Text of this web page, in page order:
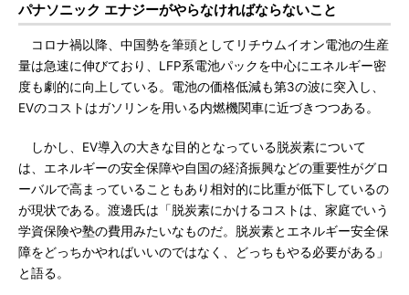
パナソニック エナジーがやらなければならないこと
コロナ禍以降、中国勢を筆頭としてリチウムイオン電池の生産
量は急速に伸びており、LFP系電池パックを中心にエネルギー密
度も劇的に向上している。電池の価格低減も第3の波に突入し、
EVのコストはガソリンを用いる内燃機関車に近づきつつある。
しかし、EV導入の大きな目的となっている脱炭素について
は、エネルギーの安全保障や自国の経済振興などの重要性がグロ
ーバルで高まっていることもあり相対的に比重が低下しているの
が現状である。渡邊氏は「脱炭素にかけるコストは、家庭でいう
学資保険や塾の費用みたいなものだ。脱炭素とエネルギー安全保
障をどっちかやればいいのではなく、どっちもやる必要がある」
と語る。